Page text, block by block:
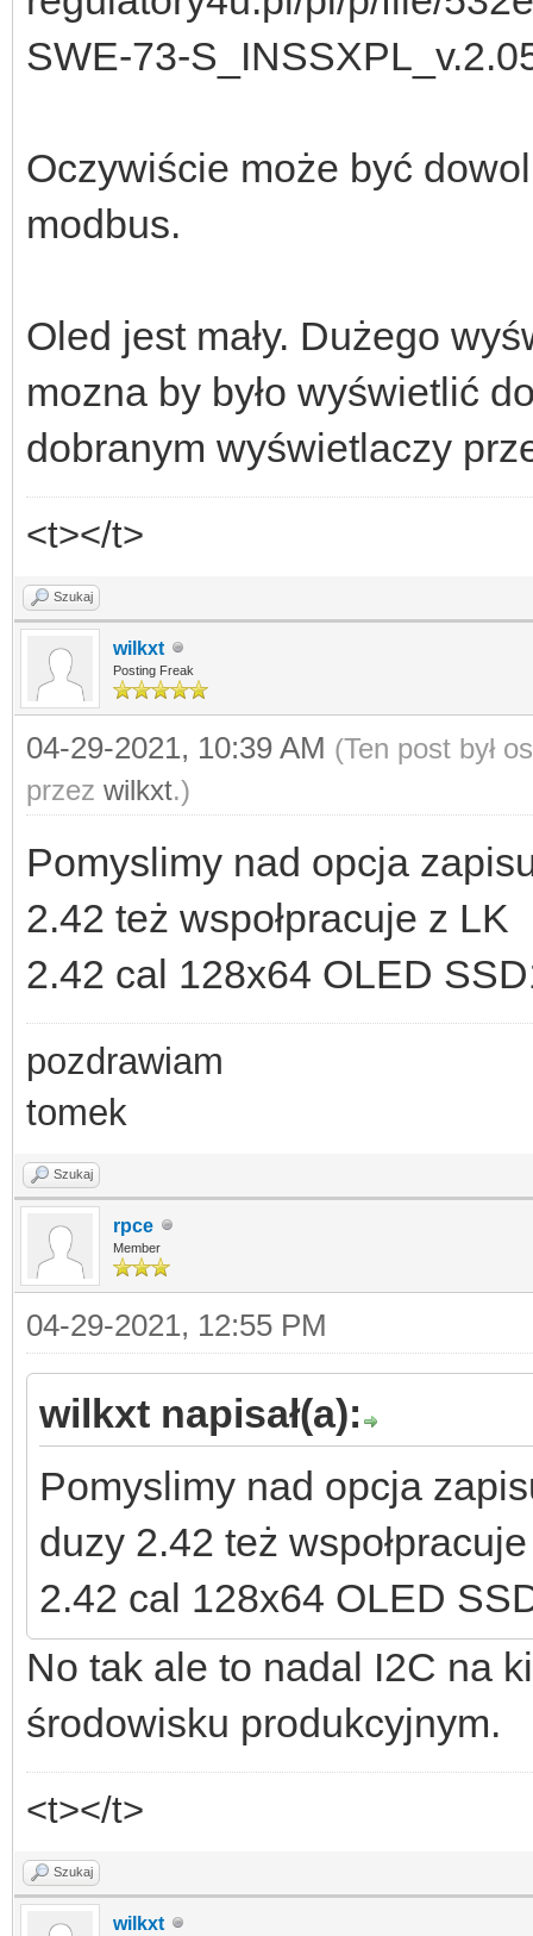
SWE-73-
Oczywiście może być
modbus.
Oled jest mały. Dużego
mozna by było wyświetlić
dobranym wyświetlaczy
<t></t>
Szukaj
wilkxt
Posting Freak
04-29-2021, 10:39 AM (Ten post był
przez wilkxt.)
Pomyslimy nad opcja
2.42 też wspołpracuje z LK
2.42 cal 128x64 OLED
pozdrawiam
tomek
Szukaj
rpce
Member
04-29-2021, 12:55 PM
wilkxt napisał(a):
Pomyslimy nad opcja
duzy 2.42 też
2.42 cal 128x64 OLED
No tak ale to nadal I2C na
środowisku produkcyjnym.
<t></t>
Szukaj
wilkxt